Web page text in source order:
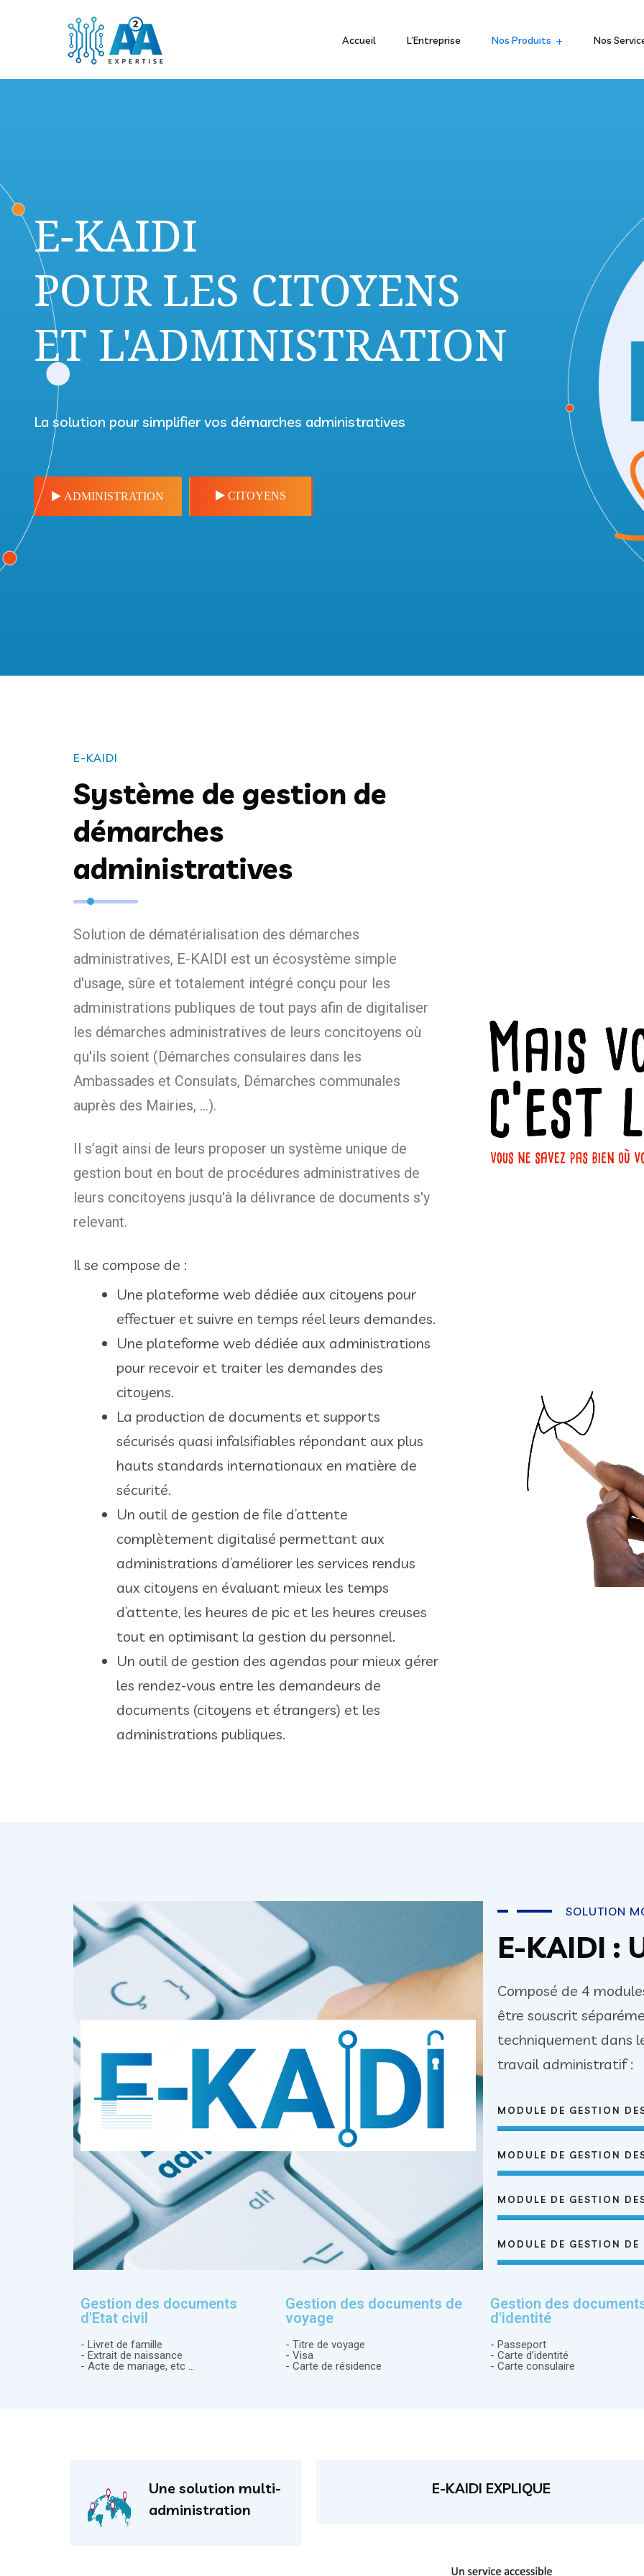
Accueil L’Entreprise Nos Produits Nos
E-KAIDI
POUR LES CITOYENS
ET L'ADMINISTRATION
La solution pour simplifier vos démarches administratives
ADMINISTRATION CITOYENS
E-KAIDI
Système de gestion de
démarches
administratives
Solution de dématérialisation des démarches
administratives, E-KAIDI est un écosystème simple
d'usage, sûre et totalement intégré conçu pour les
administrations publiques de tout pays afin de digitaliser
les démarches administratives de leurs concitoyens où
qu'ils soient (Démarches consulaires dans les
Ambassades et Consulats, Démarches communales
auprès des Mairies, ...).
Il s’agit ainsi de leurs proposer un système unique de
gestion bout en bout de procédures administratives de
leurs concitoyens jusqu'à la délivrance de documents s'y
relevant.
Il se compose de :
Une plateforme web dédiée aux citoyens pour
effectuer et suivre en temps réel leurs demandes.​
Une plateforme web dédiée aux administrations
pour recevoir et traiter les demandes des
citoyens.​
La production de documents et supports
sécurisés quasi infalsifiables répondant aux plus
hauts standards internationaux en matière de
sécurité.​
Un outil de gestion de file d’attente
complètement digitalisé permettant aux
administrations d’améliorer les services rendus
aux citoyens en évaluant mieux les temps
d’attente, les heures de pic et les heures creuses
tout en optimisant la gestion du personnel.​
Un outil de gestion des agendas pour mieux gérer
les rendez-vous entre les demandeurs de
documents (citoyens et étrangers) et les
administrations publiques.​
SOLUTION
E-KAIDI :
Composé de 4
être souscrit
techniquement dans
travail administratif :
MODULE DE GESTION
MODULE DE GESTION
MODULE DE GESTION
MODULE DE GESTION DE
Gestion des documents
d'Etat civil
- Livret de famille
- Extrait de naissance
- Acte de mariage, etc ...
Gestion des documents de
voyage
- Titre de voyage
- Visa
- Carte de résidence
Gestion des
d'identité
- Passeport
- Carte d’identité
- Carte consulaire
Une solution multi-
administration
E-KAIDI EXPLIQUE